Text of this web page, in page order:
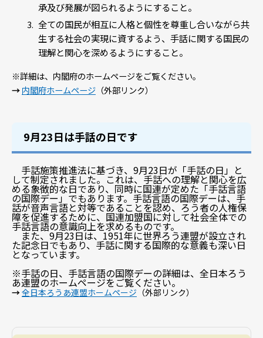
承及び発展が図られるようにすること。
全ての国民が相互に人格と個性を尊重し合いながら共
生する社会の実現に資するよう、手話に関する国民の
理解と関心を深めるようにすること。
※詳細は、内閣府のホームページをご覧ください。
→内閣府ホームページ （外部リンク）
9月23日は手話の日です
手話施策推進法に基づき、9月23日が「手話の日」と
して制定されました。これは、手話への理解と関心を広
める象徴的な日であり、同時に国連が定めた「手話言語
の国際デー」でもあります。手話言語の国際デーは、手
話が音声言語と対等であることを認め、ろう者の人権保
障を促進するために、国連加盟国に対して社会全体での
手話言語の意識向上を求めるものです。
また、9月23日は、1951年に世界ろう連盟が設立され
た記念日でもあり、手話に関する国際的な意義も深い日
となっています。
※手話の日、手話言語の国際デーの詳細は、全日本ろう
あ連盟のホームページをご覧ください。
→全日本ろうあ連盟ホームページ （外部リンク）